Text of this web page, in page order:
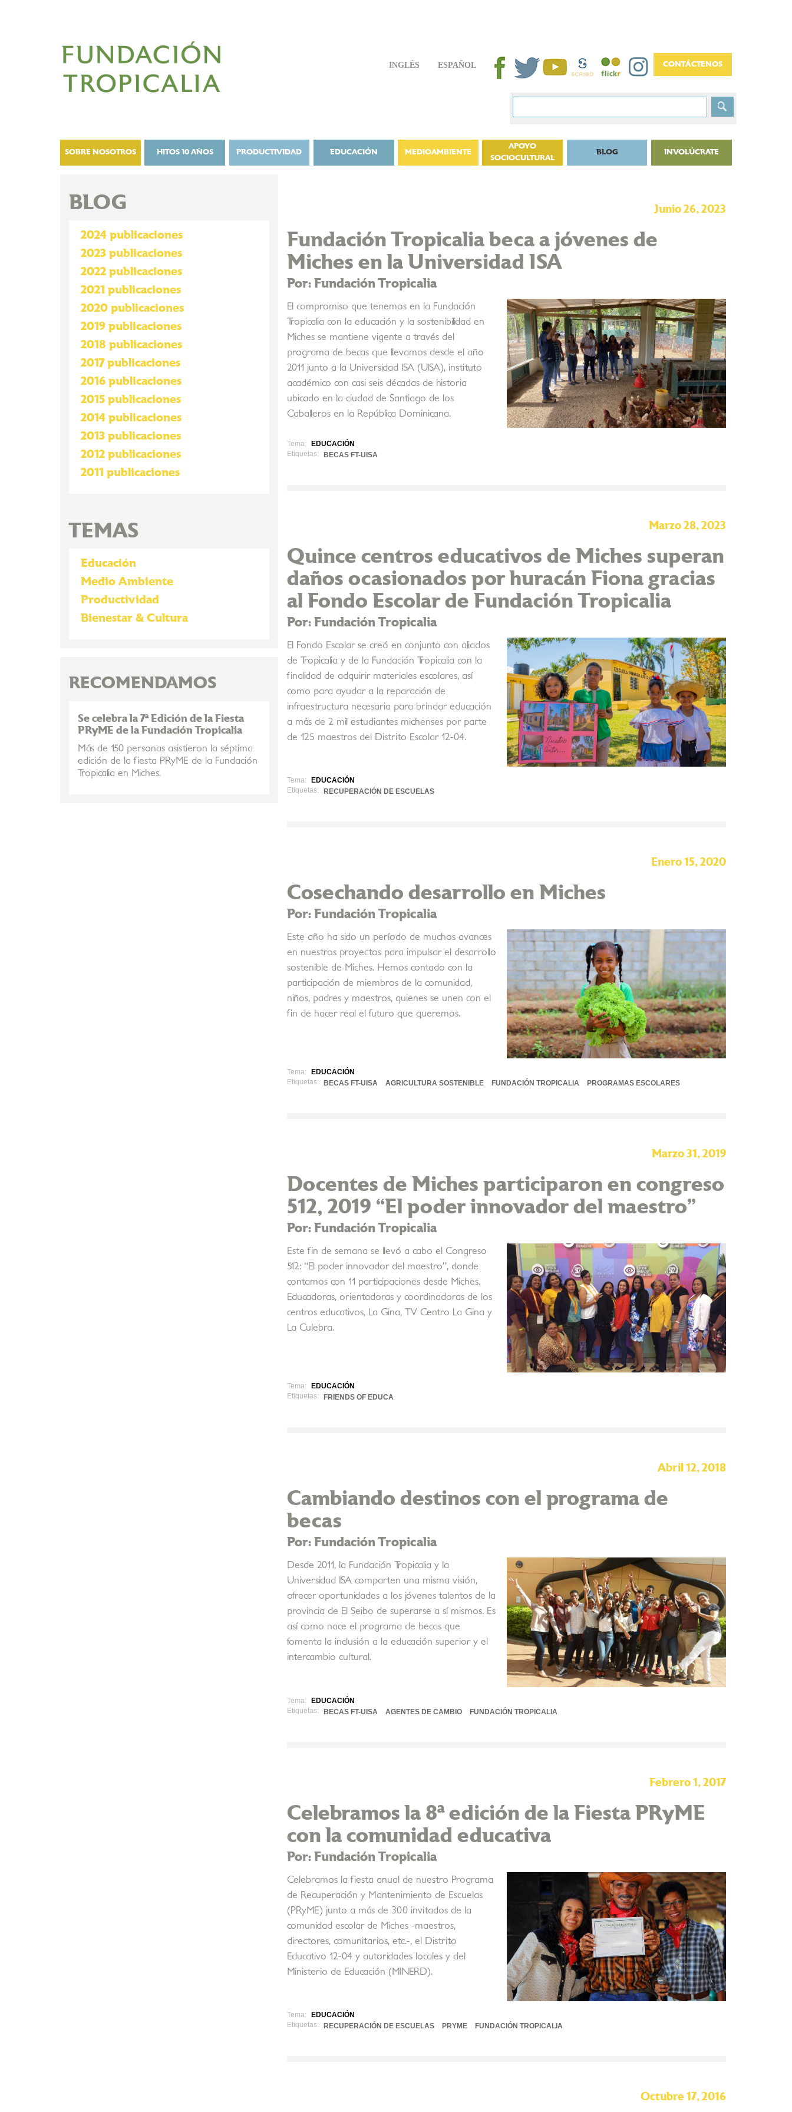
INGLÉS ESPAÑOL
SOBRE NOSOTROS HITOS 10 AÑOS PRODUCTIVIDAD EDUCACIÓN MEDIOAMBIENTE
APOYO
SOCIOCULTURAL
BLOG INVOLÚCRATE
Junio 26, 2023
Fundación Tropicalia beca a jóvenes de
Miches en la Universidad ISA
Por: Fundación Tropicalia
El compromiso que tenemos en la Fundación
Tropicalia con la educación y la sostenibilidad en
Miches se mantiene vigente a través del
programa de becas que llevamos desde el año
2011 junto a la Universidad ISA (UISA), instituto
académico con casi seis décadas de historia
ubicado en la ciudad de Santiago de los
Caballeros en la República Dominicana.
Tema:
EDUCACIÓN
Etiquetas:
BECAS FT-UISA
Marzo 28, 2023
Quince centros educativos de Miches superan
daños ocasionados por huracán Fiona gracias
al Fondo Escolar de Fundación Tropicalia
Por: Fundación Tropicalia
El Fondo Escolar se creó en conjunto con aliados
de Tropicalia y de la Fundación Tropicalia con la
finalidad de adquirir materiales escolares, así
como para ayudar a la reparación de
infraestructura necesaria para brindar educación
a más de 2 mil estudiantes michenses por parte
de 125 maestros del Distrito Escolar 12-04.
Tema:
EDUCACIÓN
Etiquetas:
RECUPERACIÓN DE ESCUELAS
Enero 15, 2020
Cosechando desarrollo en Miches
Por: Fundación Tropicalia
Este año ha sido un período de muchos avances
en nuestros proyectos para impulsar el desarrollo
sostenible de Miches. Hemos contado con la
participación de miembros de la comunidad,
niños, padres y maestros, quienes se unen con el
fin de hacer real el futuro que queremos.
Tema:
EDUCACIÓN
Etiquetas:
BECAS FT-UISA AGRICULTURA SOSTENIBLE FUNDACIÓN TROPICALIA PROGRAMAS ESCOLARES
Marzo 31, 2019
Docentes de Miches participaron en congreso
512, 2019 “El poder innovador del maestro”
Por: Fundación Tropicalia
Este fin de semana se llevó a cabo el Congreso
512: “El poder innovador del maestro”, donde
contamos con 11 participaciones desde Miches.
Educadoras, orientadoras y coordinadoras de los
centros educativos, La Gina, TV Centro La Gina y
La Culebra.
Tema:
EDUCACIÓN
Etiquetas:
FRIENDS OF EDUCA
Abril 12, 2018
Cambiando destinos con el programa de
becas
Por: Fundación Tropicalia
Desde 2011, la Fundación Tropicalia y la
Universidad ISA comparten una misma visión,
ofrecer oportunidades a los jóvenes talentos de la
provincia de El Seibo de superarse a sí mismos. Es
así como nace el programa de becas que
fomenta la inclusión a la educación superior y el
intercambio cultural.
Tema:
EDUCACIÓN
Etiquetas:
BECAS FT-UISA AGENTES DE CAMBIO FUNDACIÓN TROPICALIA
Febrero 1, 2017
Celebramos la 8ª edición de la Fiesta PRyME
con la comunidad educativa
Por: Fundación Tropicalia
Celebramos la fiesta anual de nuestro Programa
de Recuperación y Mantenimiento de Escuelas
(PRyME) junto a más de 300 invitados de la
comunidad escolar de Miches -maestros,
directores, comunitarios, etc.-, el Distrito
Educativo 12-04 y autoridades locales y del
Ministerio de Educación (MINERD).
Tema:
EDUCACIÓN
Etiquetas:
RECUPERACIÓN DE ESCUELAS PRYME FUNDACIÓN TROPICALIA
Octubre 17, 2016
BLOG
2024 publicaciones
2023 publicaciones
2022 publicaciones
2021 publicaciones
2020 publicaciones
2019 publicaciones
2018 publicaciones
2017 publicaciones
2016 publicaciones
2015 publicaciones
2014 publicaciones
2013 publicaciones
2012 publicaciones
2011 publicaciones
TEMAS
Educación
Medio Ambiente
Productividad
Bienestar & Cultura
RECOMENDAMOS
Se celebra la 7ª Edición de la Fiesta
PRyME de la Fundación Tropicalia
Más de 150 personas asistieron la séptima
edición de la fiesta PRyME de la Fundación
Tropicalia en Miches.